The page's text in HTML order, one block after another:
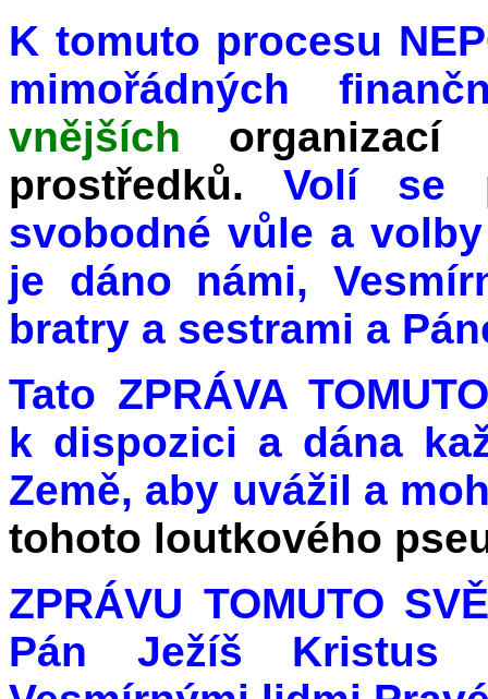
K tomuto procesu
mimořádných
vnějších organizací
prostředků. Volí se
svobodné vůle a
je dáno námi,
bratry a sestrami a
Tato ZPRÁVA
k dispozici a dána
Země, aby uvážil a
tohoto loutkového
ZPRÁVU TOMUTO
Pán Ježíš Kristus